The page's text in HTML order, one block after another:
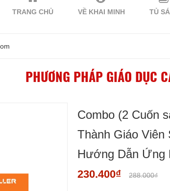
TRANG CHỦ VỀ KHAI MINH TỦ
PHƯƠNG PHÁP GIÁO DỤC
Combo (2 Cuốn
Thành Giáo
Hướng Dẫn Ứng
230.400₫ 288.000₫